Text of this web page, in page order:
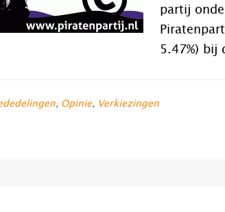
partij
5.47%) bij
, Opinie, Verkiezingen